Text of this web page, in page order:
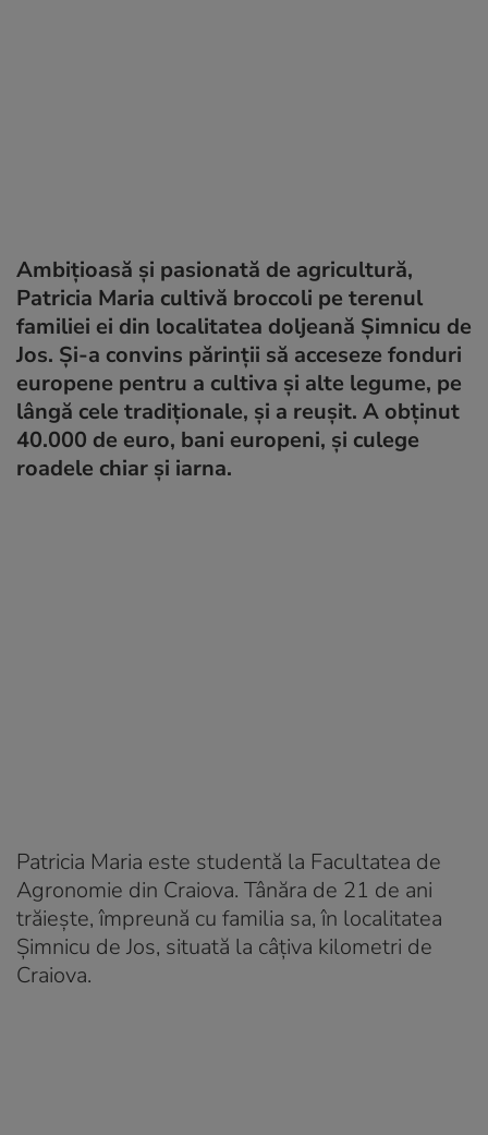
Ambițioasă și pasionată de agricultură,
Patricia Maria cultivă broccoli pe terenul
familiei ei din localitatea doljeană Şimnicu de
Jos. Și-a convins părinții să acceseze fonduri
europene pentru a cultiva și alte legume, pe
lângă cele tradiționale, și a reușit. A obținut
40.000 de euro, bani europeni, și culege
roadele chiar și iarna.
Patricia Maria este studentă la Facultatea de
Agronomie din Craiova. Tânăra de 21 de ani
trăiește, împreună cu familia sa, în localitatea
Şimnicu de Jos, situată la câțiva kilometri de
Craiova.